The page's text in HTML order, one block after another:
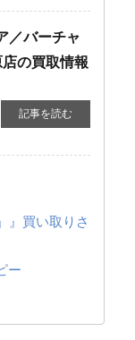
／バーチャ
の買取情報
記事を読む
』買い取りさ
ー